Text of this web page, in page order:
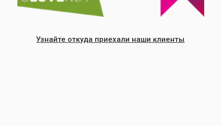
Узнайте откуда приехали наши клиенты